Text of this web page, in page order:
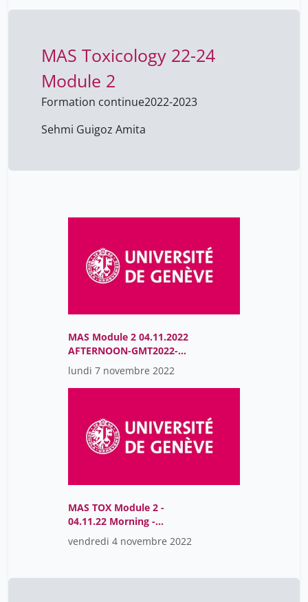
MAS Toxicology 22-24
Module 2
Formation continue2022-2023
Sehmi Guigoz Amita
MAS Module 2 04.11.2022
AFTERNOON-GMT2022-
11-04T12:19:29Z
lundi 7 novembre 2022
MAS TOX Module 2 -
04.11.22 Morning -
Toxicogenetics-GMT2022-
11-04T06:53:32Z
vendredi 4 novembre 2022